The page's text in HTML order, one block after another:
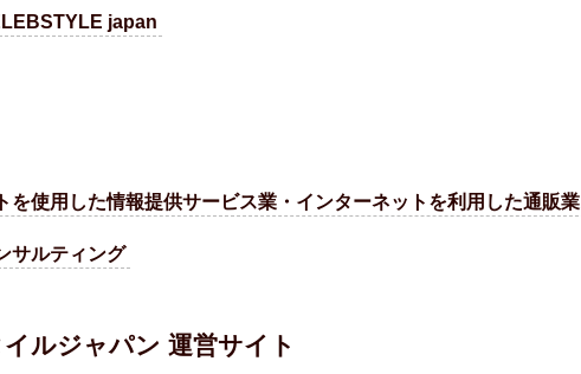
japan
を使用した情報提供サービス業・インターネットを利用した通販業
サルティング
ルジャパン 運営サイト